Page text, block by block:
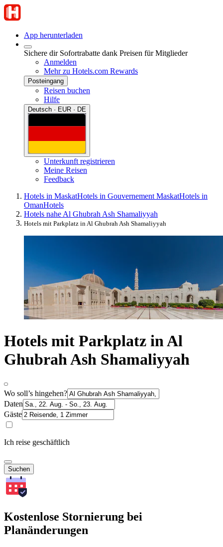
App herunterladen
Sichere dir Sofortrabatte dank Preisen für Mitglieder
Anmelden
Mehr zu Hotels.com Rewards
Posteingang
Reisen buchen
Hilfe
Deutsch · EUR · DE
Unterkunft registrieren
Meine Reisen
Feedback
Hotels in MaskatHotels in Gouvernement MaskatHotels in
OmanHotels
Hotels nahe Al Ghubrah Ash Shamaliyyah
Hotels mit Parkplatz in Al Ghubrah Ash Shamaliyyah
Hotels mit Parkplatz in Al
Ghubrah Ash Shamaliyyah
Wo soll’s hingehen?
Daten
Gäste
Ich reise geschäftlich
Suchen
Kostenlose Stornierung bei
Planänderungen